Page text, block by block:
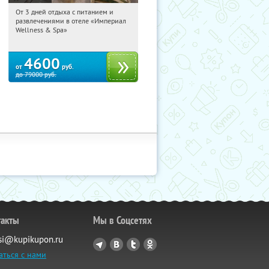
11:21:57 Купили:
Калужская обл., г. Обнинск, Киевское
От 3 дней отдыха с питанием и
развлечениями в отеле «Империал
Wellness & Spa»
от 4600 руб.
до79000руб.
с нами
Мы в Соцсетях